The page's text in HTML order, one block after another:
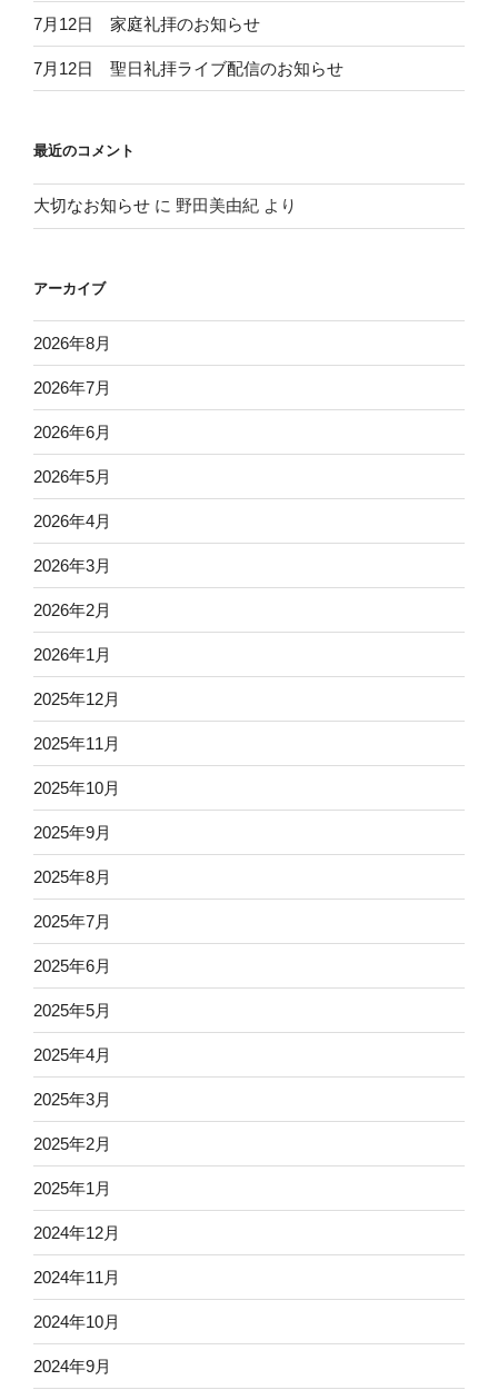
7月12日 家庭礼拝のお知らせ
7月12日 聖日礼拝ライブ配信のお知らせ
最近のコメント
大切なお知らせ に 野田美由紀 より
アーカイブ
2026年8月
2026年7月
2026年6月
2026年5月
2026年4月
2026年3月
2026年2月
2026年1月
2025年12月
2025年11月
2025年10月
2025年9月
2025年8月
2025年7月
2025年6月
2025年5月
2025年4月
2025年3月
2025年2月
2025年1月
2024年12月
2024年11月
2024年10月
2024年9月